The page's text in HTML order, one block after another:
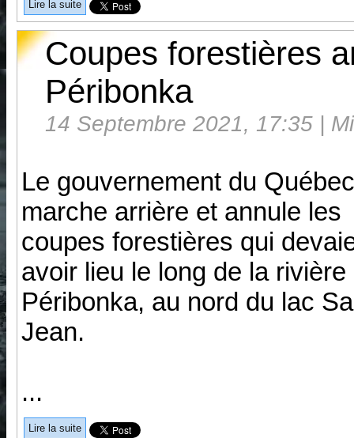
Lire la suite
Coupes forestières
Péribonka
14 Septembre 2021, 17:35 |
Le gouvernement du
marche arrière et annule les
coupes forestières qui
avoir lieu le long de la rivière
Péribonka, au nord du lac
Jean.
...
Lire la suite